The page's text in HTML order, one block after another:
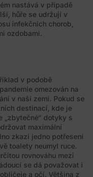
nastává v případě
hůře se udržují v
infekčních chorob,
ozdobami.
v podobě
omezován na
v naší zemi. Pokud se
destinací, kde je
dotyky s
maximální
zkazí jedno potřesení
toalety neumyl ruce.
rovnováhu mezi
se dá považovat i
a očí. Většina z